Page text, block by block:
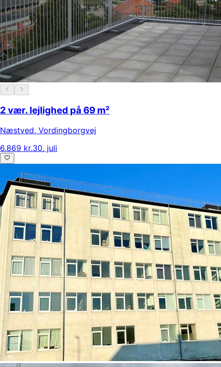
2 vær. lejlighed på 69 m²
Næstved, Vordingborgvej
6.869 kr.30. juli